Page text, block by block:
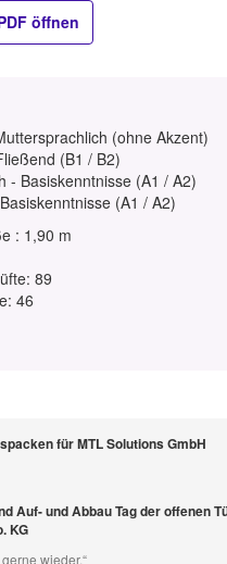
öffnen
(ohne Akzent)
(B1 / B2)
- Basiskenntnisse (A1 / A2)
(A1 / A2)
: 1,90 m
89
46
für MTL Solutions GmbH
Auf- und Abbau Tag der offenen
KG
gerne wieder.“